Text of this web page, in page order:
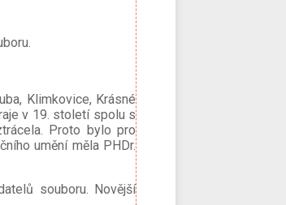
Klimkovice, Krásné
v 19. století spolu s
Proto bylo pro
umění měla PHDr.
souboru. Novější